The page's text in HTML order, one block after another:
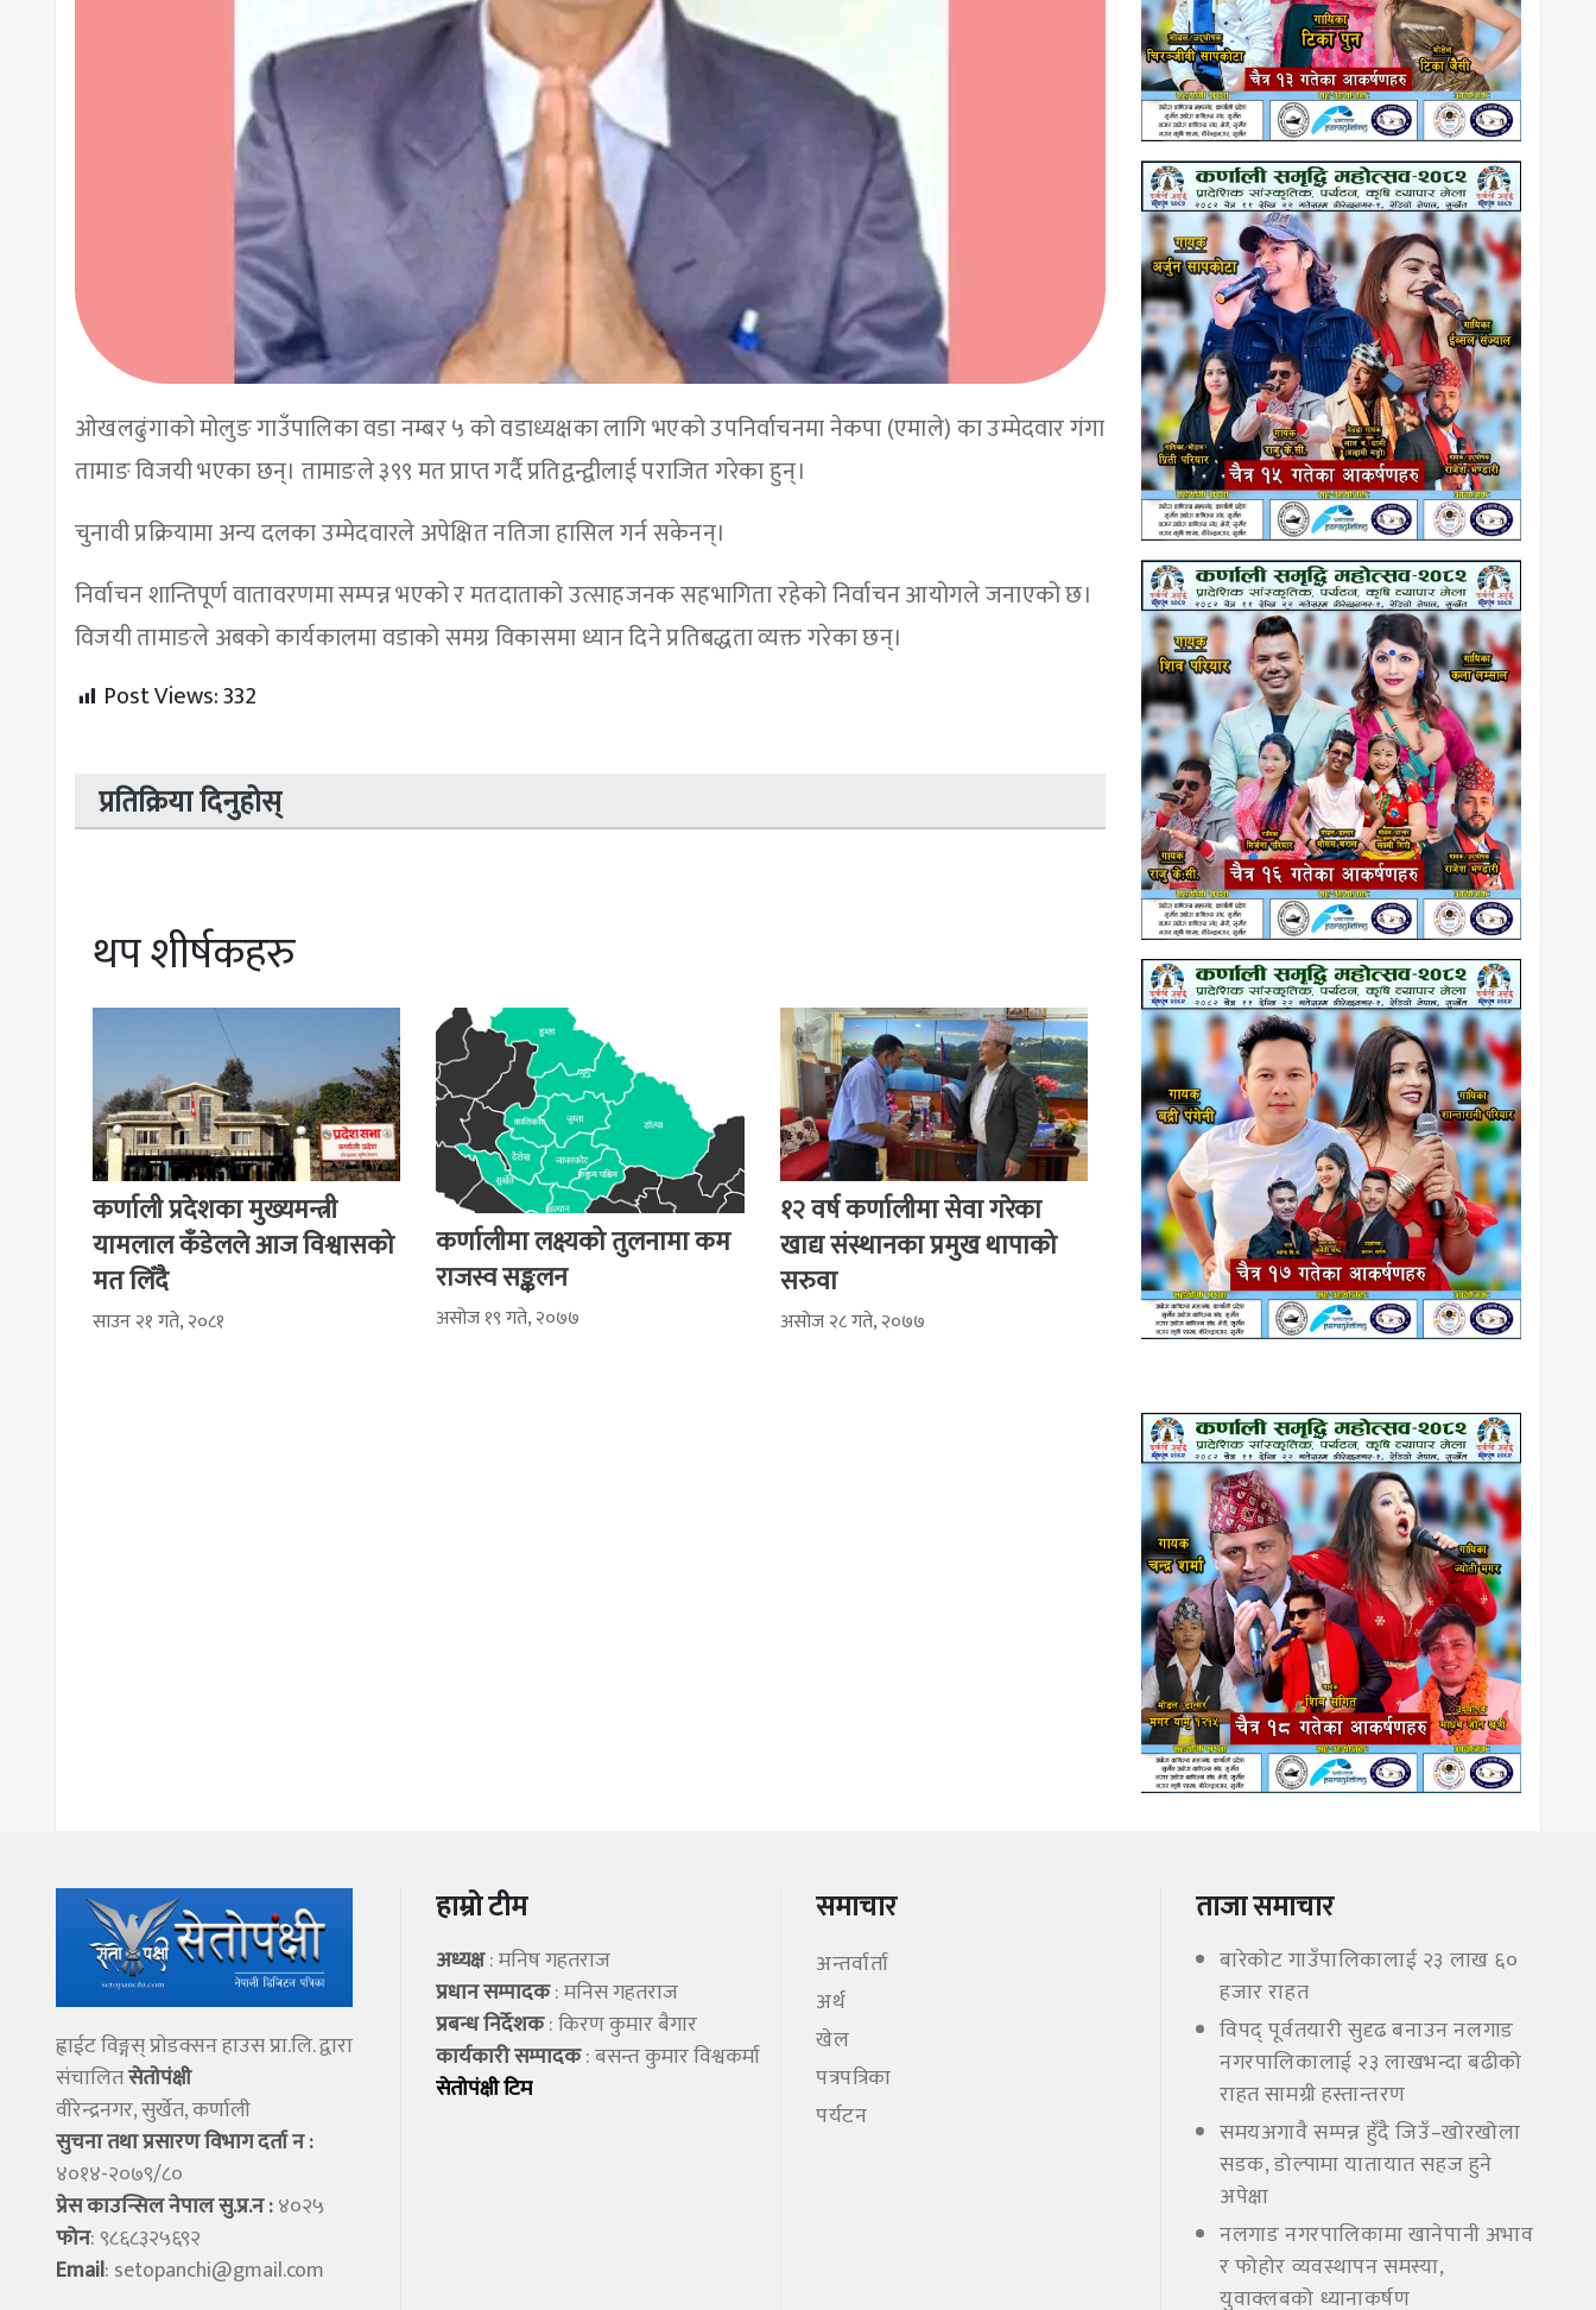
ओखलढुंगाको मोलुङ गाउँपालिका वडा नम्बर ५ को वडाध्यक्षका लागि भएको उपनिर्वाचनमा नेकपा (एमाले) का उम्मेदवार गंगा
तामाङ विजयी भएका छन्। तामाङले ३९९ मत प्राप्त गर्दै प्रतिद्वन्द्वीलाई पराजित गरेका हुन्।
चुनावी प्रक्रियामा अन्य दलका उम्मेदवारले अपेक्षित नतिजा हासिल गर्न सकेनन्।
निर्वाचन शान्तिपूर्ण वातावरणमा सम्पन्न भएको र मतदाताको उत्साहजनक सहभागिता रहेको निर्वाचन आयोगले जनाएको छ।
विजयी तामाङले अबको कार्यकालमा वडाको समग्र विकासमा ध्यान दिने प्रतिबद्धता व्यक्त गरेका छन्।
Post Views:332
प्रतिक्रिया दिनुहोस्
थप शीर्षकहरु
कर्णाली प्रदेशका मुख्यमन्त्री
यामलाल कँडेलले आज विश्वासको
मत लिँदै
साउन २१ गते, २०८१
कर्णालीमा लक्ष्यको तुलनामा कम
राजस्व सङ्कलन
असोज १९ गते, २०७७
१२ वर्ष कर्णालीमा सेवा गरेका
खाद्य संस्थानका प्रमुख थापाको
सरुवा
असोज २८ गते, २०७७
ह्वाईट विङ्गस् प्राेडक्सन हाउस प्रा.लि. द्वारा
संचालितसेताेपंक्षी
वीरेन्द्रनगर, सुर्खेत, कर्णाली
सुचना तथा प्रसारण विभाग दर्ता न :
४०१४-२०७९/८०
प्रेस काउन्सिल नेपाल सु.प्र.न :४०२५
फोन: ९८६८३२५६९२
Email: setopanchi@gmail.com
हाम्रो टीम
अध्यक्ष: मनिष गहतराज
प्रधान सम्पादक: मनिस गहतराज
प्रबन्ध निर्देशक: किरण कुमार बैगार
कार्यकारी सम्पादक: बसन्त कुमार विश्वकर्मा
सेताेपंक्षी टिम
समाचार
अन्तर्वार्ता
अर्थ
खेल
पत्रपत्रिका
पर्यटन
ताजा समाचार
बारेकोट गाउँपालिकालाई २३ लाख ६०
हजार राहत
विपद् पूर्वतयारी सुदृढ बनाउन नलगाड
नगरपालिकालाई २३ लाखभन्दा बढीको
राहत सामग्री हस्तान्तरण
समयअगावै सम्पन्न हुँदै जिउँ–खोरखोला
सडक, डोल्पामा यातायात सहज हुने
अपेक्षा
नलगाड नगरपालिकामा खानेपानी अभाव
र फोहोर व्यवस्थापन समस्या,
युवाक्लबको ध्यानाकर्षण